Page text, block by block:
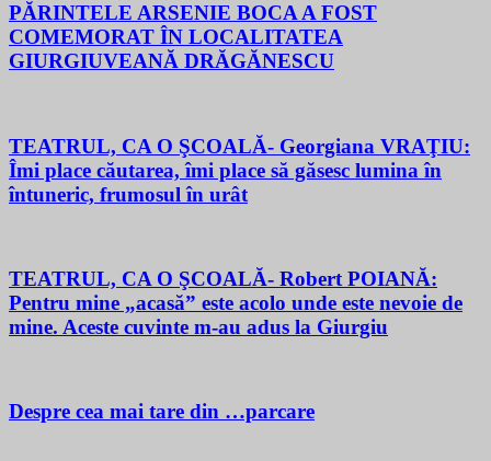
PĂRINTELE ARSENIE BOCA A FOST
COMEMORAT ÎN LOCALITATEA
GIURGIUVEANĂ DRĂGĂNESCU
TEATRUL, CA O ŞCOALĂ- Georgiana VRAŢIU:
Îmi place căutarea, îmi place să găsesc lumina în
întuneric, frumosul în urât
TEATRUL, CA O ŞCOALĂ- Robert POIANĂ:
Pentru mine „acasă” este acolo unde este nevoie de
mine. Aceste cuvinte m-au adus la Giurgiu
Despre cea mai tare din …parcare